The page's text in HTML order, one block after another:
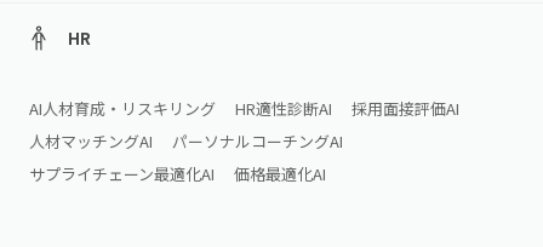
HR
AI人材育成・リスキリング HR適性診断AI
採用面接評価AI
人材マッチングAI
パーソナルコーチングAI
サプライチェーン最適化AI
価格最適化AI